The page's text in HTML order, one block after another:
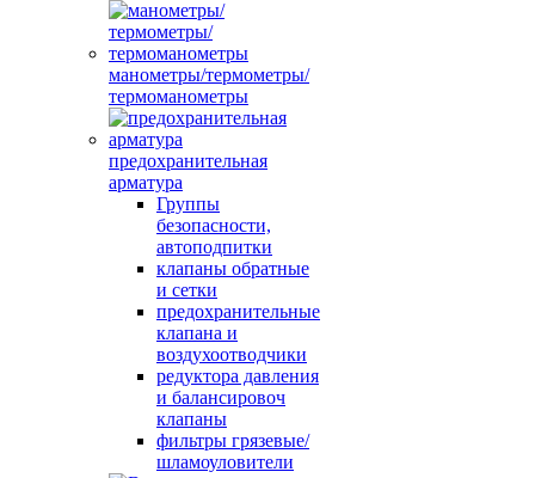
манометры/термометры/
термоманометры
предохранительная
арматура
Группы
безопасности,
автоподпитки
клапаны обратные
и сетки
предохранительные
клапана и
воздухоотводчики
редуктора давления
и балансировоч
клапаны
фильтры грязевые/
шламоуловители